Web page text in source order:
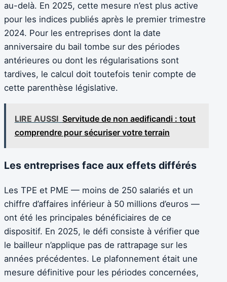
au-delà. En 2025, cette mesure n’est plus active
pour les indices publiés après le premier trimestre
2024. Pour les entreprises dont la date
anniversaire du bail tombe sur des périodes
antérieures ou dont les régularisations sont
tardives, le calcul doit toutefois tenir compte de
cette parenthèse législative.
LIRE AUSSI Servitude de non aedificandi : tout
comprendre pour sécuriser votre terrain
Les entreprises face aux effets différés
Les TPE et PME — moins de 250 salariés et un
chiffre d’affaires inférieur à 50 millions d’euros —
ont été les principales bénéficiaires de ce
dispositif. En 2025, le défi consiste à vérifier que
le bailleur n’applique pas de rattrapage sur les
années précédentes. Le plafonnement était une
mesure définitive pour les périodes concernées,